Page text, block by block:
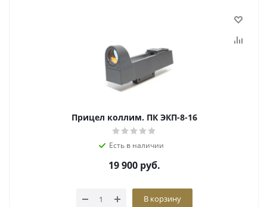
Прицел коллим. ПК ЭКП-8-16
Есть в наличии
19 900руб.
В корзину